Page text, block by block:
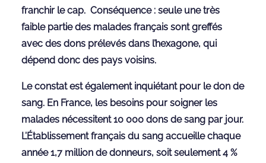
franchir le cap. Conséquence : seule une très
faible partie des malades français sont greffés
avec des dons prélevés dans l’hexagone, qui
dépend donc des pays voisins.
Le constat est également inquiétant pour le don de
sang. En France, les besoins pour soigner les
malades nécessitent 10 000 dons de sang par jour.
L’Établissement français du sang accueille chaque
année 1,7 million de donneurs, soit seulement 4 %